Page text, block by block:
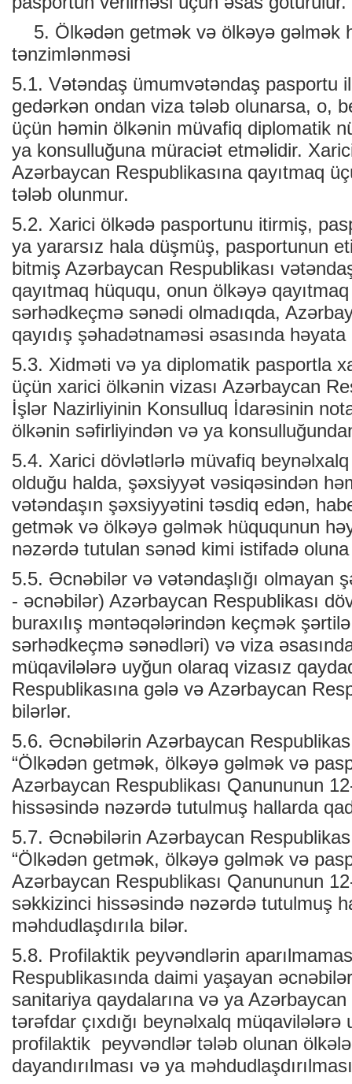
5. Ölkədən getmək və ölkəyə gəlmək
tənzimlənməsi
5.1. Vətəndaş ümumvətəndaş pasportu
gedərkən ondan viza tələb olunarsa, o,
üçün həmin ölkənin müvafiq diplomatik
ya konsulluğuna müraciət etməlidir.
Azərbaycan Respublikasına qayıtmaq
tələb olunmur.
5.2. Xarici ölkədə pasportunu itirmiş,
ya yararsız hala düşmüş, pasportunun
bitmiş Azərbaycan Respublikası
qayıtmaq hüququ, onun ölkəyə
sərhədkeçmə sənədi olmadıqda,
qayıdış şəhadətnaməsi əsasında
5.3. Xidməti və ya diplomatik pasportla
üçün xarici ölkənin vizası Azərbaycan
İşlər Nazirliyinin Konsulluq İdarəsinin
ölkənin səfirliyindən və ya
5.4. Xarici dövlətlərlə müvafiq
olduğu halda, şəxsiyyət vəsiqəsindən
vətəndaşın şəxsiyyətini təsdiq edən,
getmək və ölkəyə gəlmək hüququnun
nəzərdə tutulan sənəd kimi istifadə
5.5. Əcnəbilər və vətəndaşlığı olmayan
- əcnəbilər) Azərbaycan Respublikası
buraxılış məntəqələrindən keçmək
sərhədkeçmə sənədləri) və viza
müqavilələrə uyğun olaraq vizasız
Respublikasına gələ və Azərbaycan
bilərlər.
5.6. Əcnəbilərin Azərbaycan
“Ölkədən getmək, ölkəyə gəlmək və
Azərbaycan Respublikası Qanununun
hissəsində nəzərdə tutulmuş hallarda
5.7. Əcnəbilərin Azərbaycan
“Ölkədən getmək, ölkəyə gəlmək və
Azərbaycan Respublikası Qanununun
səkkizinci hissəsində nəzərdə tutulmuş
məhdudlaşdırıla bilər.
5.8. Profilaktik peyvəndlərin
Respublikasında daimi yaşayan
sanitariya qaydalarına və ya Azərbaycan
tərəfdar çıxdığı beynəlxalq müqavilələrə
profilaktik peyvəndlər tələb olunan
dayandırılması və ya